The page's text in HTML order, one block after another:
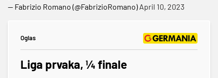
— Fabrizio Romano (@FabrizioRomano)April 10, 2023
Oglas
Liga prvaka, ¼ finale